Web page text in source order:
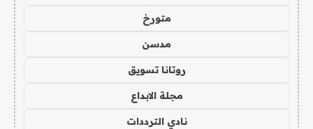
متورخ
مدسن
روتانا تسويق
مجلة الابداع
نادي الترددات